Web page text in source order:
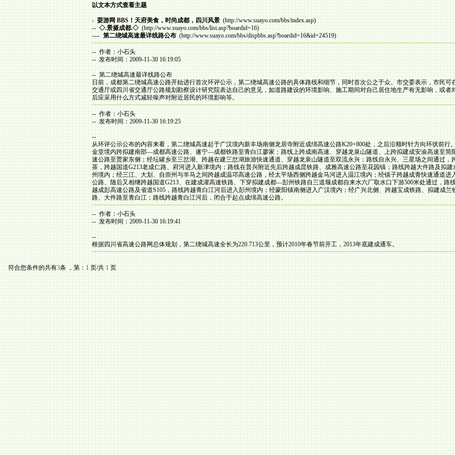
以文本方式查看主题
- 耍游网 BBS！天府美食，时尚成都，四川风景 (http://www.suayo.com/bbs/index.asp)
-- ◇.景摄成都.◇ (http://www.suayo.com/bbs/list.asp?boardid=16)
---- 第二绕城高速最详线路公布 (http://www.suayo.com/bbs/dispbbs.asp?boardid=16&id=24519)
-- 作者：小石头
-- 发布时间：2009-11-30 16:19:05
-- 第二绕城高速最详线路公布
日前，成都第二绕城高速公路开始进行首次环评公示，第二绕城高速公路的具体路线和细节，同时首次公之于众。市交委表示，市民
交通厅或四川省交通厅公路规划勘察设计研究院表达自己的意见，如道路建设的环境影响、施工期间对自己居住地生产有无影响，或
后应采用什么方式减轻噪声对附近居民的环境影响等。
-- 作者：小石头
-- 发布时间：2009-11-30 16:19:25
--
从环评公示公布的内容来看，第二绕城高速起于广汉境内新丰场南侧龙居寺附近成绵高速公路K20+800处，之后沿顺时针方向环状前
金堂境内跨拟建南部—成都高速公路、遂宁—成都铁路至青白江廖家；路线上跨成南高速、穿越龙泉山隧道、上跨拟建成安渝高速至简
速公路至贾家东侧；经坛罐乡至三岔湖、跨越在建三岔湖旅游快速通道、穿越龙泉山隧道至双流永兴；路线自永兴、三星场之间通过
茶，跨越国道G213老成仁路、府河进入新津境内；路线在普兴附近先后跨越成昆铁路、成雅高速公路至花园镇；路线跨越大件路及拟
州境内；经三江、大划、自崇州与羊马之间跨越成温邛高速公路，经太平场西侧跨越金马河进入温江境内；经镇子跨越成青快速通道
公路、随后又相继跨越国道G213、在建成灌高速铁路、下穿拟建成都—彭州铁路自三道堰成都自来水六厂取水口下游500米处通过，路
越成彭高速公路及省道S105，路线跨越青白江河后进入彭州境内；经蒙阳镇南侧进入广汉境内；经广兴北侧、跨越宝成铁路、拟建成
路、大件路至青白江；路线跨越青白江河后，闭合于起点成绵高速公路。
-- 作者：小石头
-- 发布时间：2009-11-30 16:19:41
--
根据四川省高速公路网总体规划，第二绕城高速全长为220.713公里，预计2010年春节前开工，2013年底建成通车。
符合您条件的共有3条 ，第： 1页/共 1页